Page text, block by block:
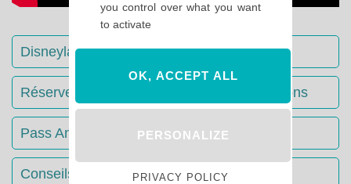
Disneyland Paris : Le guide complet
Réserver votre séjour : toutes les informations
Pass Annuels Disney : informations
Conseils & Astuces Disneyland Paris
you control over what you want
to activate
OK, ACCEPT ALL
PERSONALIZE
PRIVACY POLICY